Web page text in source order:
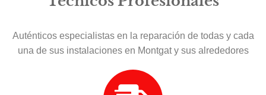
Auténticos especialistas en la reparación de todas y cada
una de sus instalaciones en Montgat y sus alrededores